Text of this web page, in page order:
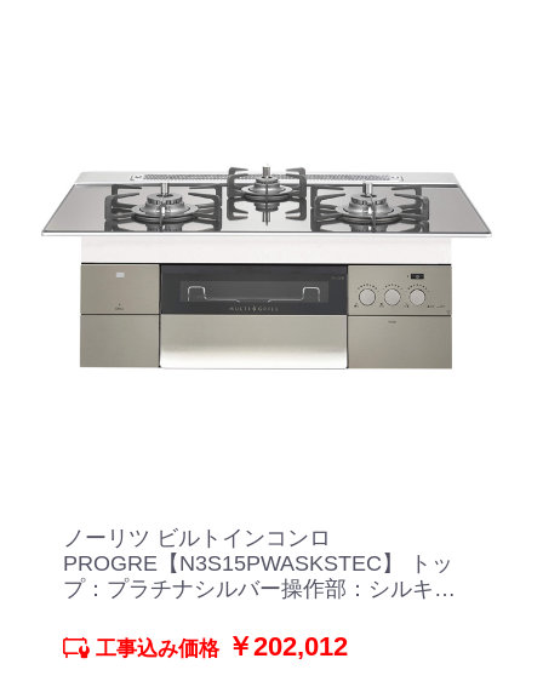
ノーリツ ビルトインコンロ
PROGRE【N3S15PWASKSTEC】 トッ
プ：プラチナシルバー操作部：シルキー
工事込み価格￥202,012